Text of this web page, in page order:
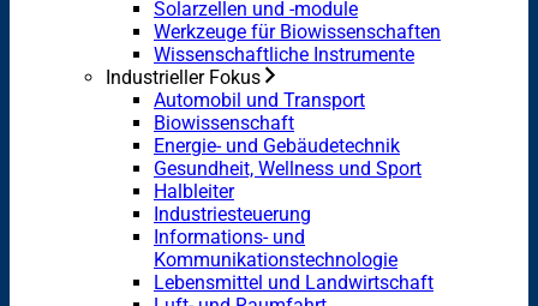
Solarzellen und -module
Werkzeuge für Biowissenschaften
Wissenschaftliche Instrumente
Industrieller Fokus
Automobil und Transport
Biowissenschaft
Energie- und Gebäudetechnik
Gesundheit, Wellness und Sport
Halbleiter
Industriesteuerung
Informations- und
Kommunikationstechnologie
Lebensmittel und Landwirtschaft